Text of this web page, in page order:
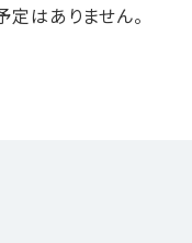
はありません。